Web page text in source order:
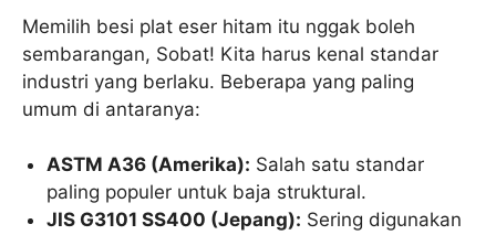
Memilih besi plat eser hitam itu nggak boleh
sembarangan, Sobat! Kita harus kenal standar
industri yang berlaku. Beberapa yang paling
umum di antaranya:
ASTM A36 (Amerika): Salah satu standar
paling populer untuk baja struktural.
JIS G3101 SS400 (Jepang): Sering digunakan